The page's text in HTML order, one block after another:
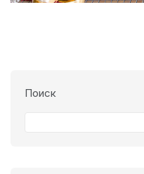
Поиск